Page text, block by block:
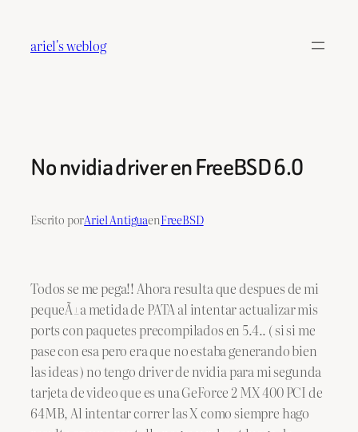
contenido
ariel's weblog
No nvidia driver en FreeBSD 6.0
Escrito porAriel AntiguaenFreeBSD
Todos se me pega!! Ahora resulta que despues de mi
pequeÃ±a metida de PATA al intentar actualizar mis
ports con paquetes precompilados en 5.4.. ( si si me
pase con esa pero era que no estaba generando bien
las ideas ) no tengo driver de nvidia para mi segunda
tarjeta de video que es una GeForce 2 MX 400 PCI de
64MB, Al intentar correr las X como siempre hago